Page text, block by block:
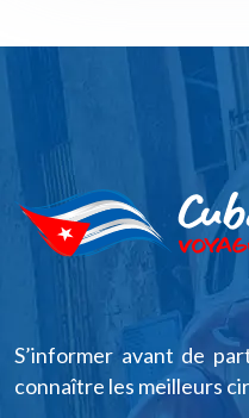
S’informer avant de
connaître les meilleurs